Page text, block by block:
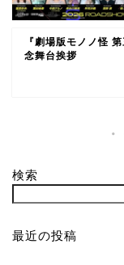
『劇場版モノノ怪
念舞台挨拶
検索
最近の投稿